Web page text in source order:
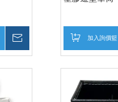
加入詢價籃